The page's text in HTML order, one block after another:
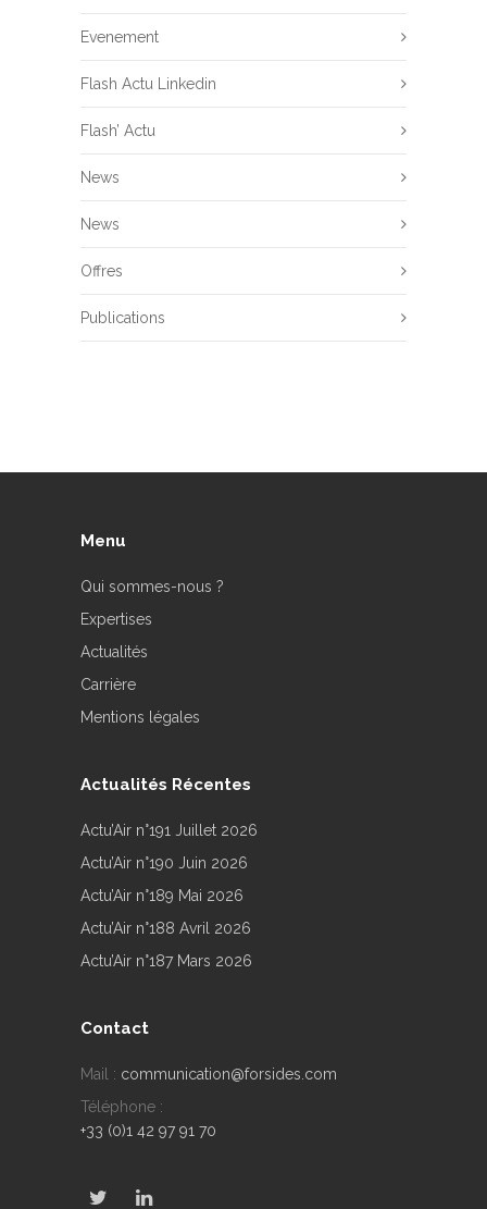
Evenement
Flash Actu Linkedin
Flash’ Actu
News
News
Offres
Publications
Menu
Qui sommes-nous ?
Expertises
Actualités
Carrière
Mentions légales
Actualités Récentes
Actu’Air n°191 Juillet 2026
Actu’Air n°190 Juin 2026
Actu’Air n°189 Mai 2026
Actu’Air n°188 Avril 2026
Actu’Air n°187 Mars 2026
Contact
Mail : communication@forsides.com
Téléphone :
+33 (0)1 42 97 91 70